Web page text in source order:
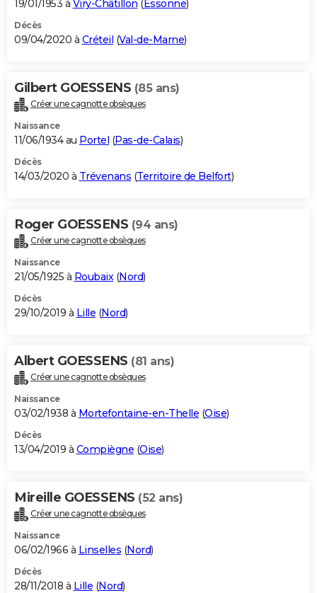
19/01/1953 à Viry-Châtillon ( Essonne)
Décès
09/04/2020 à Créteil (Val-de-Marne)
Gilbert GOESSENS (85 ans)
Créer une cagnotte obsèques
Naissance
11/06/1934 au Portel (Pas-de-Calais)
Décès
14/03/2020 à Trévenans (Territoire de Belfort)
Roger GOESSENS (94 ans)
Créer une cagnotte obsèques
Naissance
21/05/1925 à Roubaix(Nord)
Décès
29/10/2019 à Lille (Nord)
Albert GOESSENS (81 ans)
Créer une cagnotte obsèques
Naissance
03/02/1938 à Mortefontaine-en-Thelle (Oise)
Décès
13/04/2019 à Compiègne (Oise)
Mireille GOESSENS (52 ans)
Créer une cagnotte obsèques
Naissance
06/02/1966 à Linselles (Nord)
Décès
28/11/2018 à Lille (Nord)